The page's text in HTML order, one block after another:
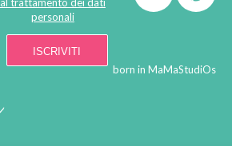
al trattamento dei dati
personali
born in MaMaStudiOs